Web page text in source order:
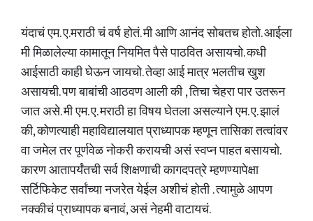
यंदाचं एम. ए.मराठी चं वर्ष होतं. मी आणि आनंद सोबतच होतो. आईला
मी मिळालेल्या कामातून नियमित पैसे पाठवित असायचो. कधी
आईसाठी काही घेऊन जायचो. तेव्हा आई मात्र भलतीच खुश
असायची. पण बाबांची आठवण आली की , तिचा चेहरा पार उतरून
जात असे. मी एम. ए. मराठी हा विषय घेतला असल्याने एम. ए. झालं
की, कोणत्याही महाविद्यालयात प्राध्यापक म्हणून तासिका तत्वांवर
वा जमेल तर पूर्णवेळ नोकरी करायची असं स्वप्न पाहत बसायचो.
कारण आतापर्यंतची सर्व शिक्षणाची कागदपत्रे म्हणण्यापेक्षा
सर्टिफिकेट सर्वांच्या नजरेत येईल अशीचं होती . त्यामुळे आपण
नक्कीचं प्राध्यापक बनावं, असं नेहमी वाटायचं.